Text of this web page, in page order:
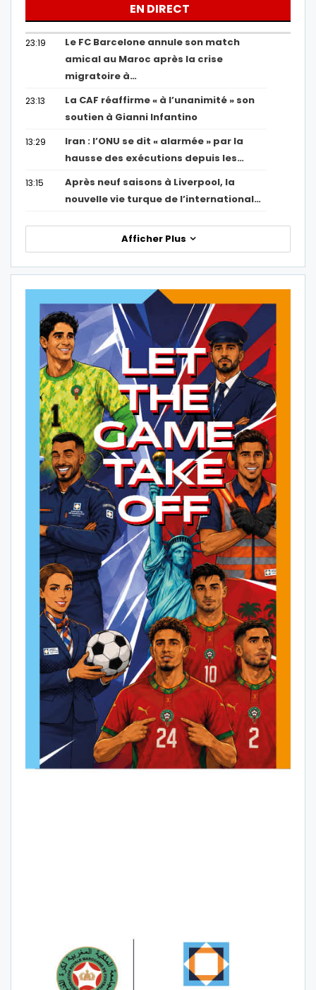
EN DIRECT
23:19
Le FC Barcelone annule son match
amical au Maroc après la crise
migratoire à…
23:13
La CAF réaffirme « à l’unanimité » son
soutien à Gianni Infantino
13:29
Iran : l’ONU se dit « alarmée » par la
hausse des exécutions depuis les…
13:15
Après neuf saisons à Liverpool, la
nouvelle vie turque de l’international…
Afficher Plus